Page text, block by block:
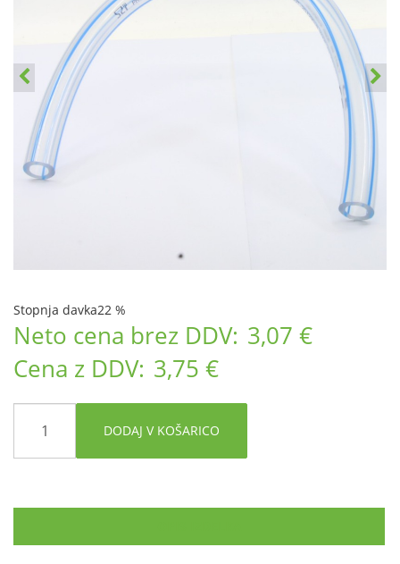
Stopnja davka22 %
Neto cena brez DDV: 3,07 €
Cena z DDV: 3,75 €
DODAJ V KOŠARICO